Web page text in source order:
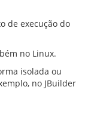
de execução do
no Linux.
isolada ou
no JBuilder